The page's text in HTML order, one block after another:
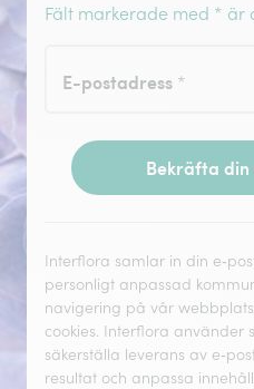
Fält markerade med * är
E-postadress *
Bekräfta
Interflora samlar in din
personligt anpassad
navigering på vår
cookies. Interflora använder
säkerställa leverans av
resultat och anpassa